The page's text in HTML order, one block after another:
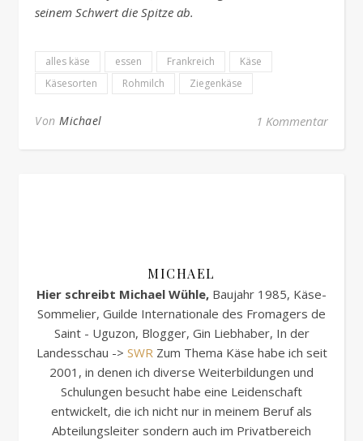
seinem Schwert die Spitze ab.
alles käse essen Frankreich
Käse
Käsesorten
Rohmilch Ziegenkäse
Von Michael 1 Kommentar
MICHAEL
Hier schreibt Michael Wühle, Baujahr 1985, Käse-
Sommelier, Guilde Internationale des Fromagers de
Saint - Uguzon, Blogger, Gin Liebhaber, In der
Landesschau -> SWRZum Thema Käse habe ich seit
2001, in denen ich diverse Weiterbildungen und
Schulungen besucht habe eine Leidenschaft
entwickelt, die ich nicht nur in meinem Beruf als
Abteilungsleiter sondern auch im Privatbereich